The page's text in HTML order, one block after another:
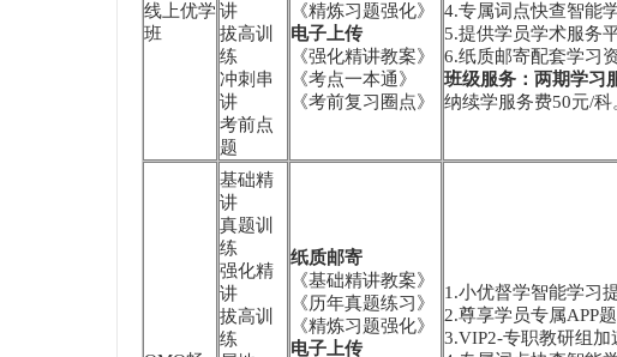
线上优学
班
讲
拔高训
练
冲刺串
讲
考前点
题
《精炼习题强化》
电子上传
《强化精讲教案》
《考点一本通》
《考前复习圈点》
4.专属词点快查智能
5.提供学员学术服务
6.纸质邮寄配套学习
班级服务：两期学习
纳续学服务费50元/科
基础精
讲
真题训
练
强化精
讲
拔高训
练
纸质邮寄
《基础精讲教案》
《历年真题练习》
《精炼习题强化》
电子上传
1.小优督学智能学习
2.尊享学员专属APP
3.VIP2-专职教研组加